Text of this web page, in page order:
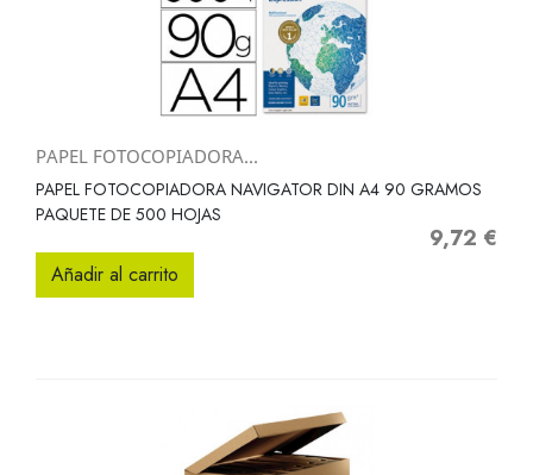
PAPEL FOTOCOPIADORA...
PAPEL FOTOCOPIADORA NAVIGATOR DIN A4 90 GRAMOS
PAQUETE DE 500 HOJAS
Precio
9,72 €
Añadir al carrito